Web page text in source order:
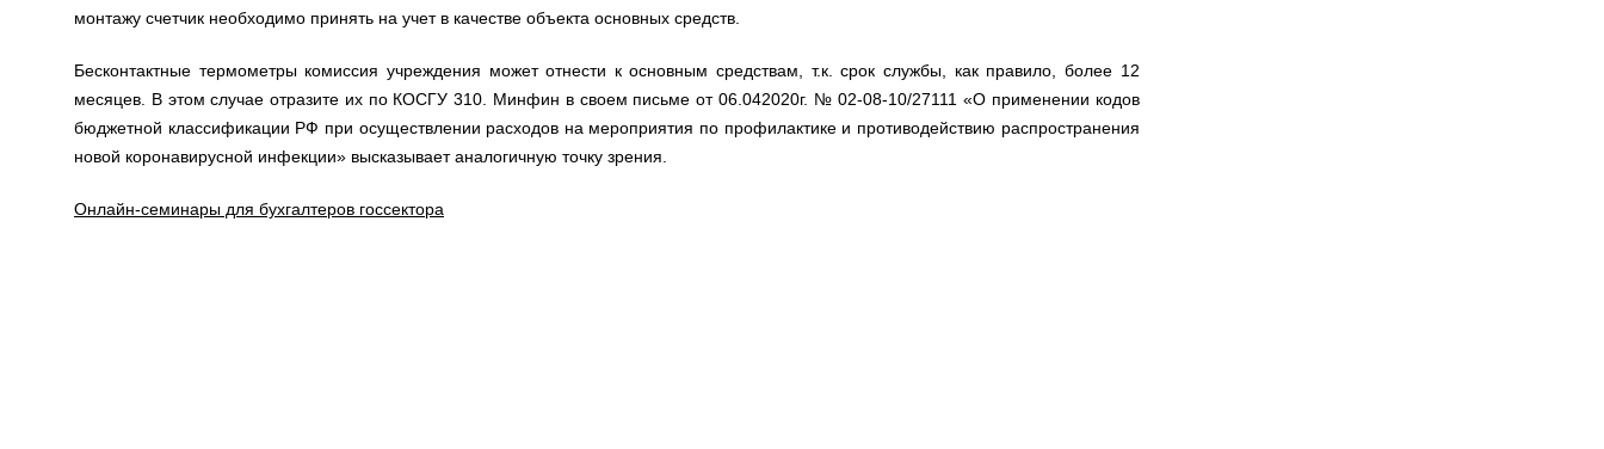
монтажу счетчик необходимо принять на учет в качестве объекта основных средств.
Бесконтактные термометры комиссия учреждения может отнести к основным средствам, т.к. срок службы, как правило, более 12
месяцев. В этом случае отразите их по КОСГУ 310. Минфин в своем письме от 06.042020г. № 02-08-10/27111 «О применении кодов
бюджетной классификации РФ при осуществлении расходов на мероприятия по профилактике и противодействию распространения
новой коронавирусной инфекции» высказывает аналогичную точку зрения.
Онлайн-семинары для бухгалтеров госсектора